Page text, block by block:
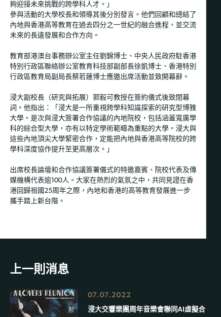
夠迎接未來挑戰的跨學科人才。」
參與活動的大學校長和領導其後分別發言。他們回顧和總結了
內地與香港高等教育在過去四分之一世紀的融合進程，並交流
未來的長遠發展和合作方向。
教育部港澳台事務辦公室主任劉錦博士、中央人民政府駐香港
特別行政區聯絡辦公室教育科技部副部長徐凱博士、香港特別
行政區教育局副局長蔡若蓮博士應邀出席活動並致開幕辭。
浸大副校長（研究與拓展）郭毅可教授在簽約儀式後致閉幕
詞。他指出：「浸大是一所重視跨學科知識探索的研究型博雅
大學。是次與浸大簽署合作協議的內地院校，包括涵蓋寬廣學
科的綜合型大學，亦有以特定學術範疇為重點的大學。浸大與
這些內地頂尖大學緊密合作，定能把內地與香港高等院校的跨
學科深度協作提升至更高層次。」
出席校長論壇和合作協議簽署儀式的特邀嘉賓、院校代表及傳
媒機構代表逾100人。大家在熱烈的氣氛之中，共同見證在香
港回歸祖國25周年之際，內地和香港的高等教育發展進一步
攜手踏上新台階。
上一則消息
07.07.2022
浸大交響樂團周年音樂會聯同AI虛擬合